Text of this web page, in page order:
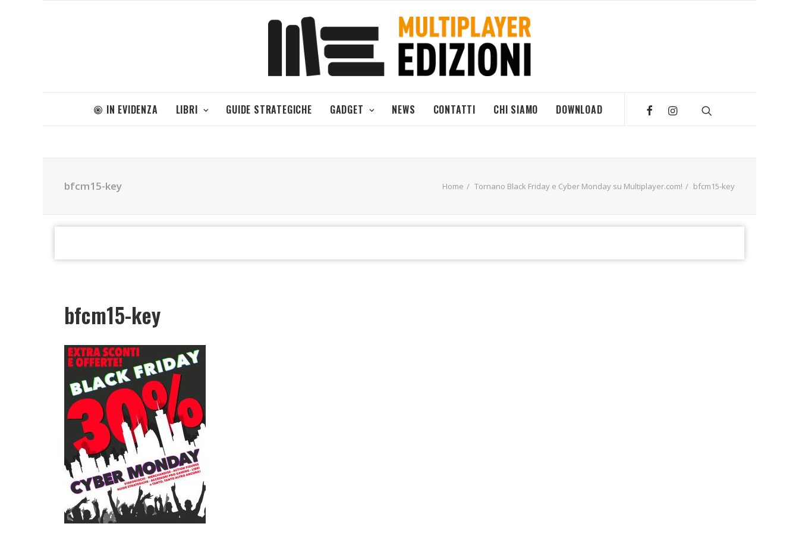
IN EVIDENZA LIBRI GUIDE STRATEGICHE GADGET NEWS CONTATTI CHI SIAMO DOWNLOAD
bfcm15-key Home Tornano Black Friday e Cyber Monday su Multiplayer.com! bfcm15-key
bfcm15-key